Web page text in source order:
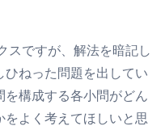
スですが、解法を暗記し
ひねった問題を出してい
を構成する各小問がどん
よく考えてほしいと思